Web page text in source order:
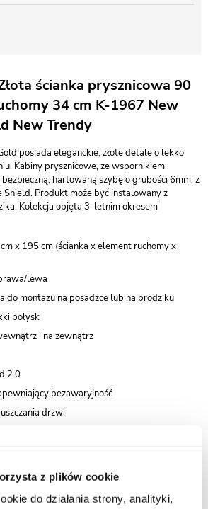
z plików cookie
do działania strony, analityki,
ścianka prysznicowa 90
34 cm K-1967 New
New Trendy
posiada eleganckie, złote detale o lekko
Kabiny prysznicowe, ze wspornikiem
hartowaną szybę o grubości 6mm, z
Shield. Produkt może być instalowany z
Kolekcja objęta 3-letnim okresem
x 195 cm (ścianka x element ruchomy x
lewa
do montażu na posadzce lub na brodziku
połysk
i na zewnątrz
2.0
bezawaryjność
drzwi